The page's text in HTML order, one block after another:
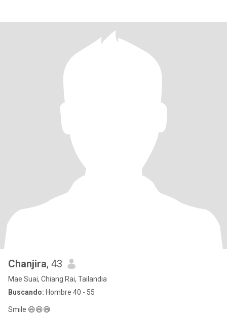
Chanjira, 43
Mae Suai, Chiang Rai, Tailandia
Buscando: Hombre 40 - 55
Smile 😄😄😄